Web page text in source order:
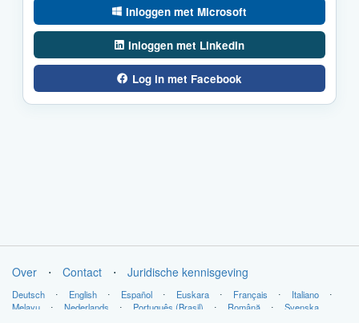
Inloggen met Microsoft
Inloggen met LinkedIn
Log in met Facebook
Over ⋅ Contact ⋅ Juridische kennisgeving
Deutsch ⋅ English ⋅ Español ⋅ Euskara ⋅ Français ⋅ Italiano
⋅
Melayu
⋅ Nederlands ⋅ Português (Brasil) ⋅ Română ⋅ Svenska